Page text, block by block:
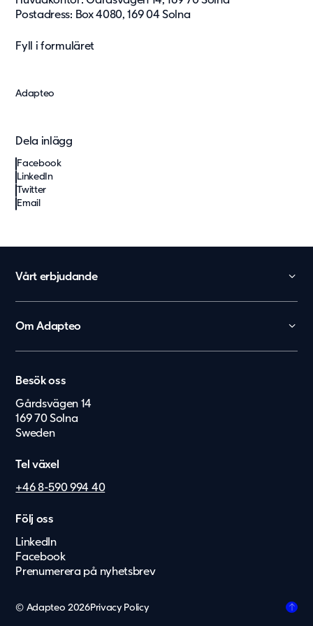
Eesti Keel
Dansk
Norsk
Deutsch
English
Postadress: Box 4080, 169 04 Solna
Fyll i formuläret
Adapteo
Dela inlägg
Facebook
LinkedIn
Twitter
Email
Vårt erbjudande
Skola
Förskola
Vårdboende
Vård & hälsa
Säkerhet & försvar
Om Adapteo
Kontakt
Service & felanmälan
Besök oss
Gårdsvägen 14
169 70 Solna
Sweden
Tel växel
+46 8-590 994 40
Följ oss
LinkedIn
Facebook
Prenumerera på nyhetsbrev
© Adapteo 2026Privacy Policy